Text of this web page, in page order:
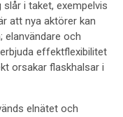
i taket, exempelvis
att nya aktörer kan
elanvändare och
effektflexibilitet
orsakar flaskhalsar i
elnätet och